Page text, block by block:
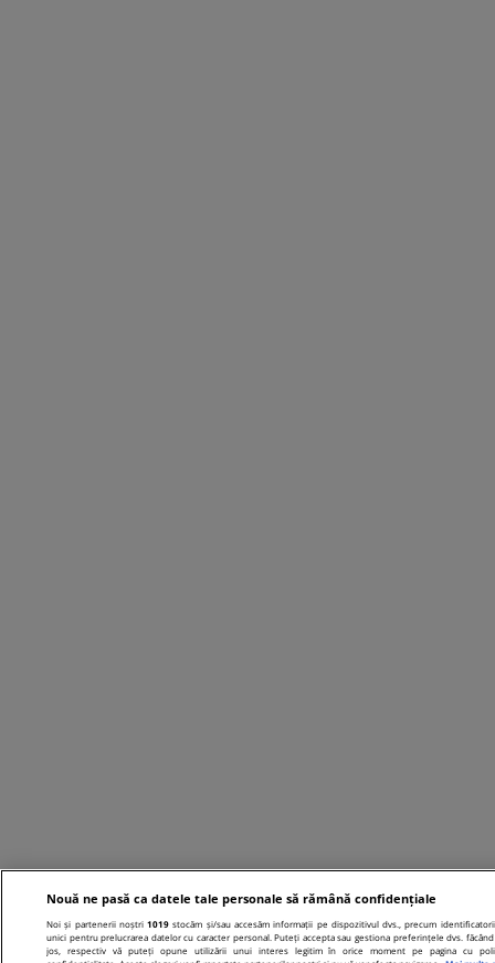
Nouă ne pasă ca datele tale personale să rămână confidențiale
Noi și partenerii noștri1019 stocăm și/sau accesăm informații pe dispozitivul dvs., precum
unici pentru prelucrarea datelor cu caracter personal. Puteți accepta sau gestiona preferințele dvs. făcând
jos, respectiv vă puteți opune utilizării unui interes legitim în orice moment pe pagina cu